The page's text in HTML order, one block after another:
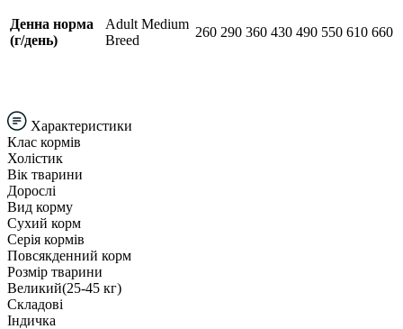
Денна норма
(г/день)
Adult Medium
Breed
260 290 360 430 490 550 610 660
Характеристики
Клас кормів
Холістик
Вік тварини
Дорослі
Вид корму
Сухий корм
Серія кормів
Повсякденний корм
Розмір тварини
Великий(25-45 кг)
Складові
Індичка